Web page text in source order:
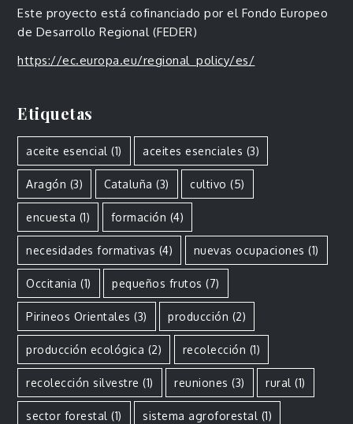
Este proyecto está cofinanciado por el Fondo Europeo
de Desarrollo Regional (FEDER)
https://ec.europa.eu/regional_policy/es/
Etiquetas
aceite esencial (1) aceites esenciales (3)
Aragón (3) Cataluña (3) cultivo (5)
encuesta (1) formación (4)
necesidades formativas (4) nuevas ocupaciones (1)
Occitania (1) pequeños frutos (7)
Pirineos Orientales (3) producción (2)
producción ecológica (2) recolección (1)
recolección silvestre (1) reuniones (3) rural (1)
sector forestal (1) sistema agroforestal (1)